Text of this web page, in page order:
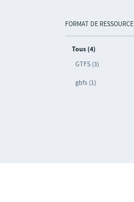
FORMAT DE RESSOURCE
Tous (4)
GTFS (3)
gbfs (1)